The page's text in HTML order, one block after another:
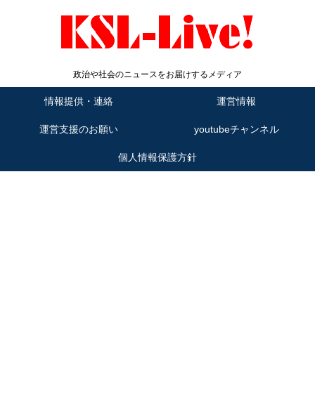
政治や社会のニュースをお届けするメディア
情報提供・連絡 運営情報
運営支援のお願い youtubeチャンネル
個人情報保護方針